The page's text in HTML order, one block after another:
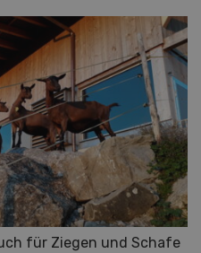
für Ziegen und Schafe